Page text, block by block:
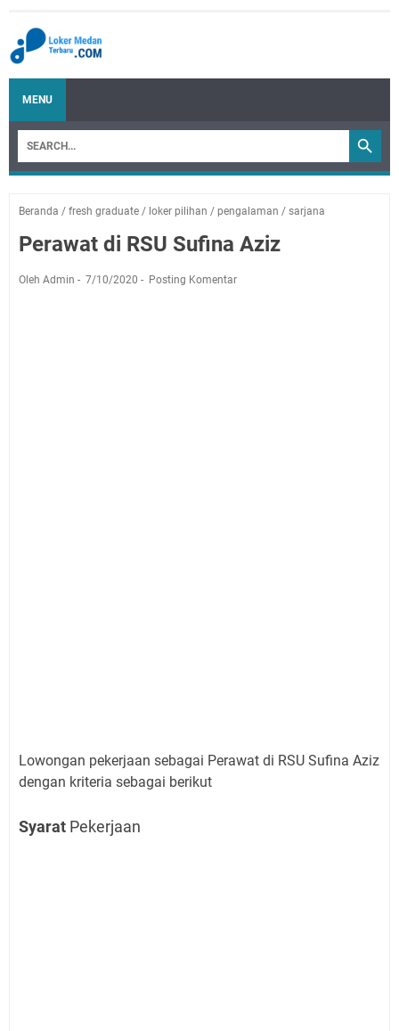
MENU
Beranda / fresh graduate / loker pilihan / pengalaman / sarjana
Perawat di RSU Sufina Aziz
Oleh Admin 7/10/2020 Posting Komentar
Lowongan pekerjaan sebagai Perawat di RSU Sufina Aziz
dengan kriteria sebagai berikut
Syarat Pekerjaan